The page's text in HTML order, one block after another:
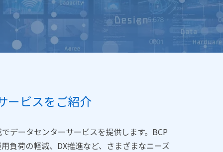
ービスをご紹介
データセンターサービスを提供します。BCP
負荷の軽減、DX推進など、さまざまなニーズ